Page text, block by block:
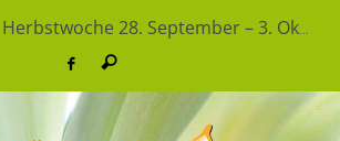
Herbstwoche 28. September – 3. Oktober
Herbstzeit ist Pflanzzeit!
Jetzt sparen mit unserer App
Hitzeresistente Pflanzen für unsere Gärten